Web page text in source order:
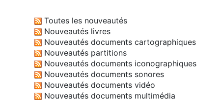
Toutes les nouveautés
Nouveautés livres
Nouveautés documents cartographiques
Nouveautés partitions
Nouveautés documents iconographiques
Nouveautés documents sonores
Nouveautés documents vidéo
Nouveautés documents multimédia